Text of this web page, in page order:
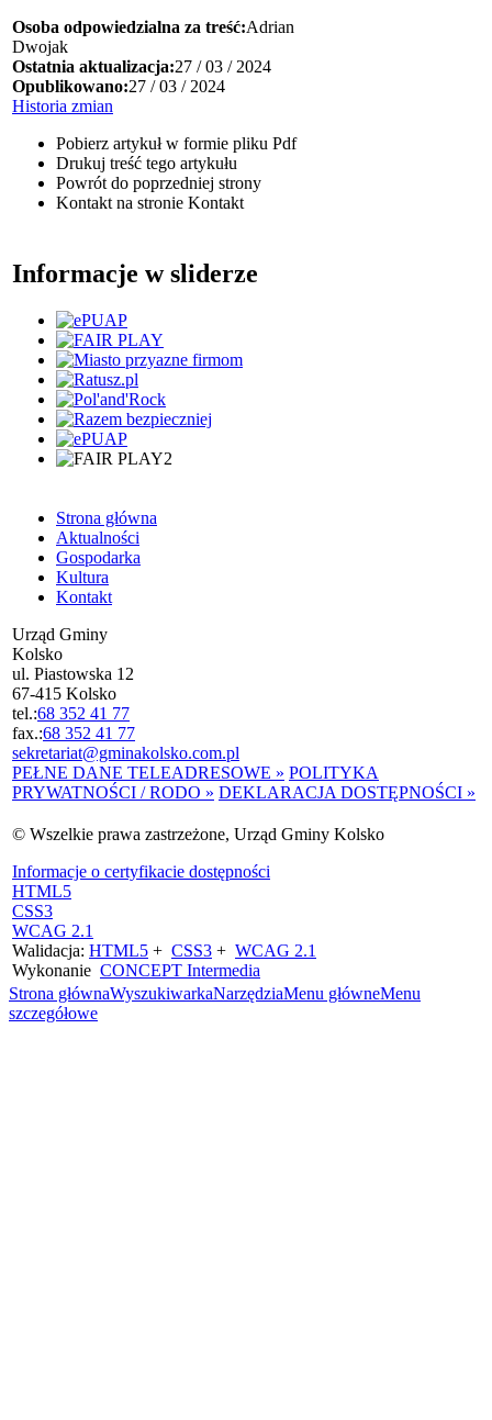
Osoba odpowiedzialna za treść:Adrian
Dwojak
Ostatnia aktualizacja:27 / 03 / 2024
Opublikowano:27 / 03 / 2024
Historia zmian
Pobierz artykuł w formie pliku Pdf
Drukuj treść tego artykułu
Powrót do poprzedniej strony
Kontakt na stronie Kontakt
Informacje w sliderze
Strona główna
Aktualności
Gospodarka
Kultura
Kontakt
Urząd Gminy
Kolsko
ul. Piastowska 12
67-415 Kolsko
tel.:68 352 41 77
fax.:68 352 41 77
sekretariat@gminakolsko.com.pl
PEŁNE DANE TELEADRESOWE » POLITYKA
PRYWATNOŚCI / RODO » DEKLARACJA DOSTĘPNOŚCI »
© Wszelkie prawa zastrzeżone, Urząd Gminy Kolsko
Informacje o certyfikacie dostępności
HTML5
CSS3
WCAG 2.1
Walidacja: HTML5 + CSS3 + WCAG 2.1
Wykonanie CONCEPT Intermedia
Strona głównaWyszukiwarkaNarzędziaMenu główneMenu
szczegółowe